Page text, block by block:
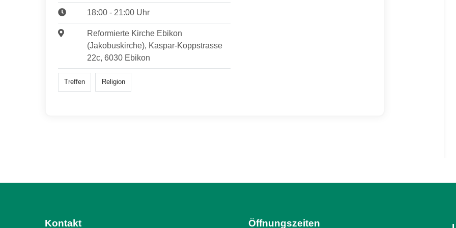
18:00 - 21:00 Uhr
Reformierte Kirche Ebikon
(Jakobuskirche), Kaspar-Koppstrasse
22c, 6030 Ebikon
Treffen Religion
Kontakt Öffnungszeiten